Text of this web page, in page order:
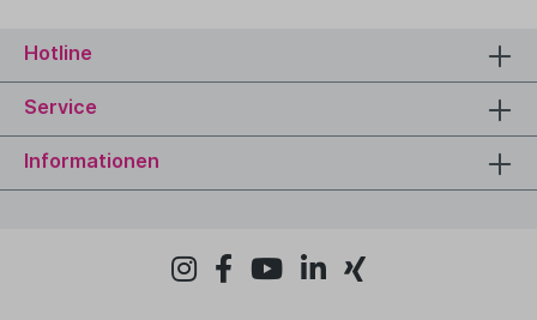
Hotline
Service
Informationen